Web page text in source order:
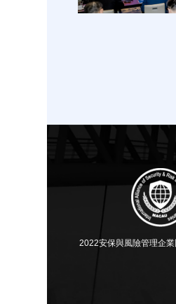
2022安保與風險管理企業